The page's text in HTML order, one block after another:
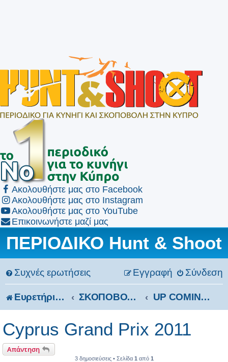
Ακολουθήστε μας στο Facebook
Ακολουθήστε μας στο Instagram
Ακολουθήστε μας στο YouTube
Επικοινωνήστε μαζί μας
ΠΕΡΙΟΔΙΚΟ Hunt & Shoot
Συχνές ερωτήσεις Σύνδεση
Εγγραφή
Ευρετήριο Δ. Συζήτησης ΣΚΟΠΟΒΟΛΗ UP COMING GAMES
Cyprus Grand Prix 2011
Απάντηση
3 δημοσιεύσεις • Σελίδα 1 από 1